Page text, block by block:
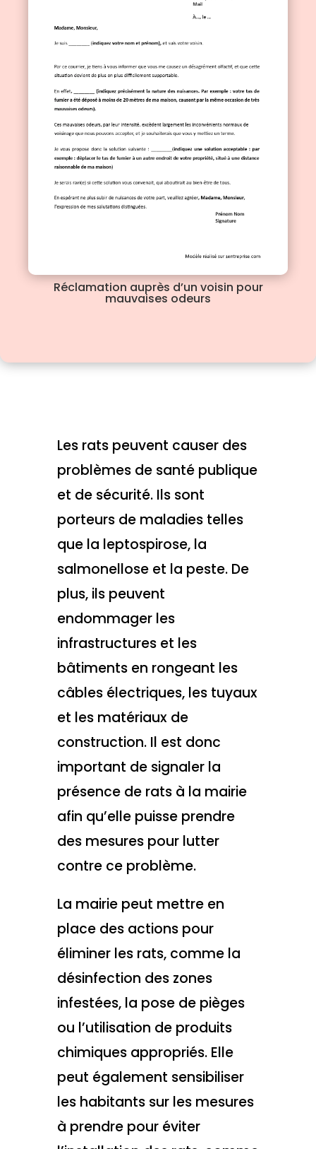
Réclamation auprès d’un voisin pour
mauvaises odeurs
Les rats peuvent causer des
problèmes de santé publique
et de sécurité. Ils sont
porteurs de maladies telles
que la leptospirose, la
salmonellose et la peste. De
plus, ils peuvent
endommager les
infrastructures et les
bâtiments en rongeant les
câbles électriques, les tuyaux
et les matériaux de
construction. Il est donc
important de signaler la
présence de rats à la mairie
afin qu’elle puisse prendre
des mesures pour lutter
contre ce problème.
La mairie peut mettre en
place des actions pour
éliminer les rats, comme la
désinfection des zones
infestées, la pose de pièges
ou l’utilisation de produits
chimiques appropriés. Elle
peut également sensibiliser
les habitants sur les mesures
à prendre pour éviter